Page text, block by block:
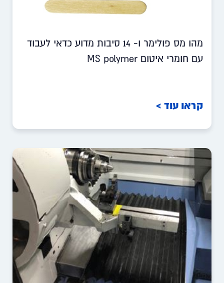
מהו מס פולימר ו- 14 סיבות מדוע כדאי לעבוד
עם חומרי איטום MS polymer
קראו עוד >